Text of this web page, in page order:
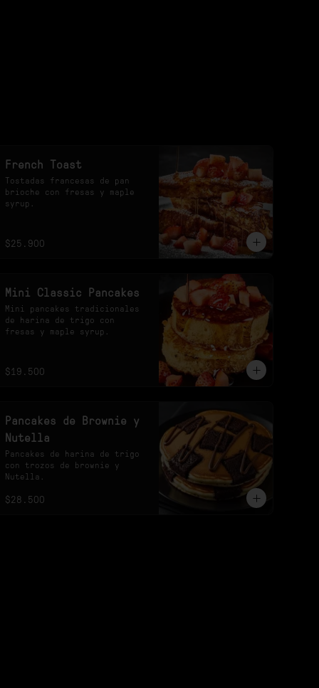
French Toast
Tostadas francesas de pan
brioche con fresas y maple
syrup.
$25.900
Mini Classic Pancakes
Mini pancakes tradicionales
de harina de trigo con
fresas y maple syrup.
$19.500
Pancakes de Brownie y
Nutella
Pancakes de harina de trigo
con trozos de brownie y
Nutella.
$28.500